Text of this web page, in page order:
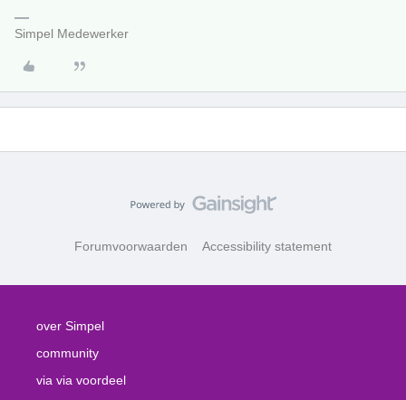
Simpel Medewerker
Forumvoorwaarden Accessibility statement
over Simpel
community
via via voordeel